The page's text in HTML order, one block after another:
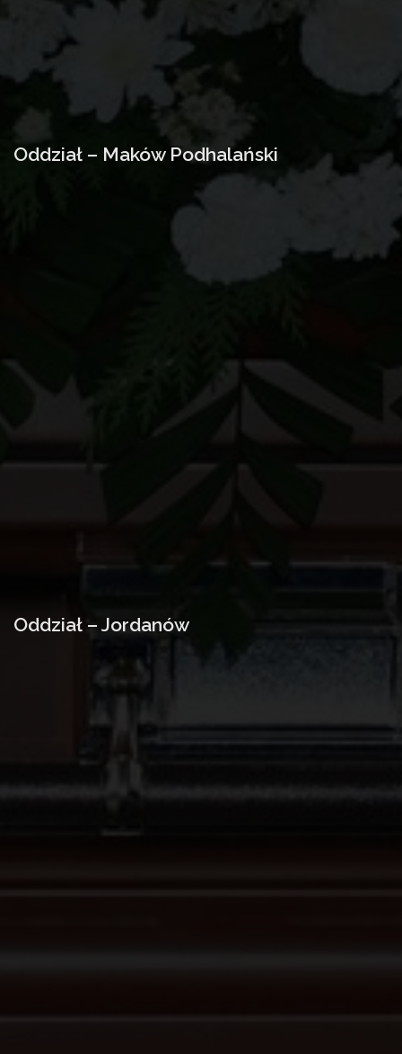
Oddział – Maków Podhalański
Oddział – Jordanów